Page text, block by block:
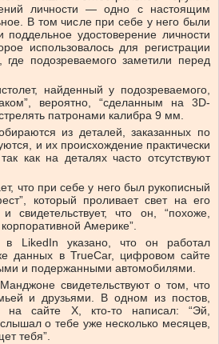
личности — одно с настоящим
В том числе при себе у него были
поддельное удостоверение личности
использовалось для регистрации
подозреваемого заметили перед
найденный у подозреваемого,
вероятно, “сделанным на 3D-
патронами калибра 9 мм.
из деталей, заказанных по
и их происхождение практически
как на деталях часто отсутствуют
что при себе у него был рукописный
который проливает свет на его
свидетельствует, что он, “похоже,
Америке”.
LikedIn указано, что он работал
данных в TrueCar, цифровом сайте
и подержанными автомобилями.
свидетельствуют о том, что
и друзьями. В одном из постов,
на сайте X, кто-то написал: “Эй,
о тебе уже несколько месяцев,
тебя”.